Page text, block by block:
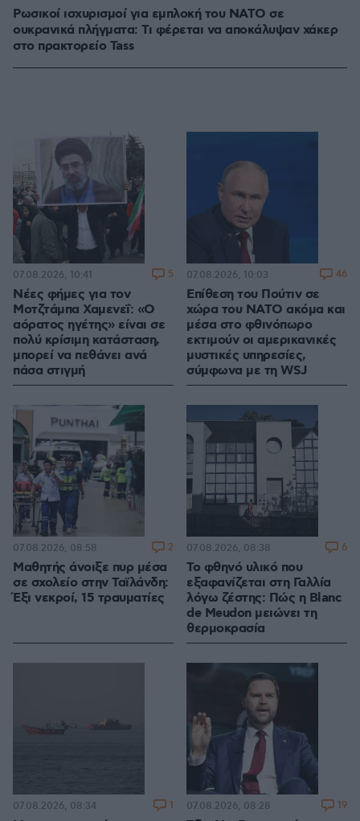
Ρωσικοί ισχυρισμοί για εμπλοκή του ΝΑΤΟ σε
ουκρανικά πλήγματα: Τι φέρεται να αποκάλυψαν χάκερ
στο πρακτορείο Tass
Νέες φήμες για τον
Μοτζτάμπα Χαμενεΐ: «Ο
αόρατος ηγέτης» είναι σε
πολύ κρίσιμη κατάσταση,
μπορεί να πεθάνει ανά
πάσα στιγμή
07.08.2026, 10:41 5
Επίθεση του Πούτιν σε
χώρα του ΝΑΤΟ ακόμα και
μέσα στο φθινόπωρο
εκτιμούν οι αμερικανικές
μυστικές υπηρεσίες,
σύμφωνα με τη WSJ
07.08.2026, 10:03 46
Μαθητής άνοιξε πυρ μέσα
σε σχολείο στην Ταϊλάνδη:
Έξι νεκροί, 15 τραυματίες
07.08.2026, 08:58 2
Το φθηνό υλικό που
εξαφανίζεται στη Γαλλία
λόγω ζέστης: Πώς η Blanc
de Meudon μειώνει τη
θερμοκρασία
07.08.2026, 08:38 6
07.08.2026, 08:34 1 07.08.2026, 08:28 19